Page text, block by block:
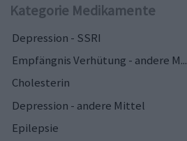
Kategorie Medikamente
Depression - SSRI
Empfängnis Verhütung - andere M...
Cholesterin
Depression - andere Mittel
Epilepsie